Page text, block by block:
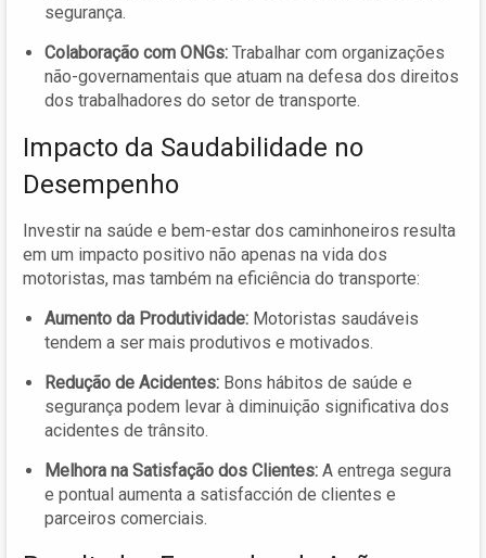
segurança.
Colaboração com ONGs: Trabalhar com organizações
não-governamentais que atuam na defesa dos direitos
dos trabalhadores do setor de transporte.
Impacto da Saudabilidade no
Desempenho
Investir na saúde e bem-estar dos caminhoneiros resulta
em um impacto positivo não apenas na vida dos
motoristas, mas também na eficiência do transporte:
Aumento da Produtividade: Motoristas saudáveis
tendem a ser mais produtivos e motivados.
Redução de Acidentes: Bons hábitos de saúde e
segurança podem levar à diminuição significativa dos
acidentes de trânsito.
Melhora na Satisfação dos Clientes: A entrega segura
e pontual aumenta a satisfacción de clientes e
parceiros comerciais.